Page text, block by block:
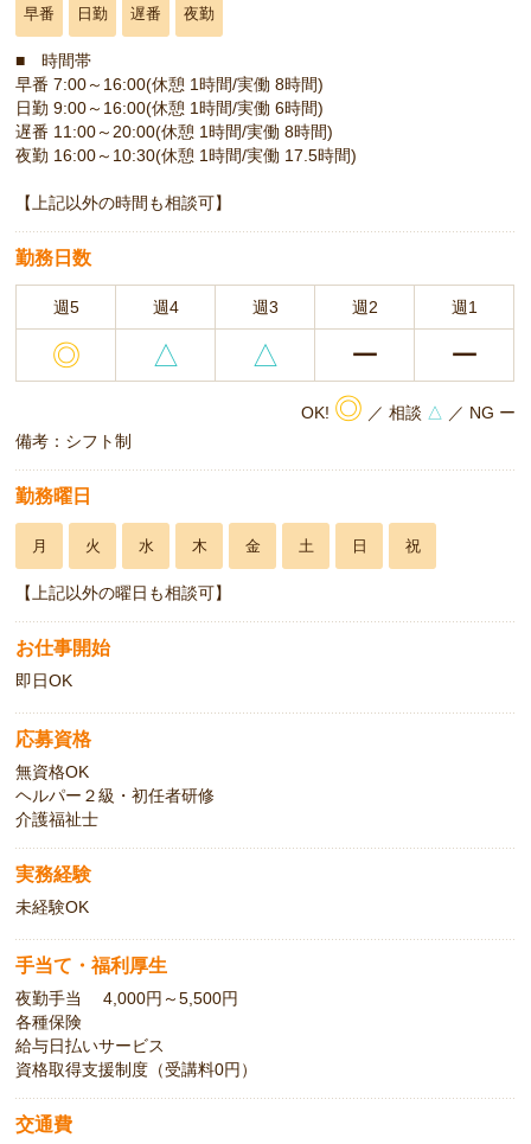
早番 日勤 遅番 夜勤
■ 時間帯
早番 7:00～16:00(休憩 1時間/実働 8時間)
日勤 9:00～16:00(休憩 1時間/実働 6時間)
遅番 11:00～20:00(休憩 1時間/実働 8時間)
夜勤 16:00～10:30(休憩 1時間/実働 17.5時間)
【上記以外の時間も相談可】
勤務日数
週5 週4 週3 週2 週1
◎ △ △ ー ー
OK! ◎ ／ 相談 △ ／ NG ー
備考：シフト制
勤務曜日
月 火 水 木 金 土 日 祝
【上記以外の曜日も相談可】
お仕事開始
即日OK
応募資格
無資格OK
ヘルパー２級・初任者研修
介護福祉士
実務経験
未経験OK
手当て・福利厚生
夜勤手当 4,000円～5,500円
各種保険
給与日払いサービス
資格取得支援制度（受講料0円）
交通費